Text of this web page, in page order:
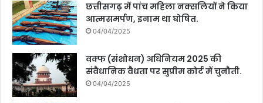
छत्तीसगढ़ में पांच महिला नक्सलियों ने किया
आत्मसमर्पण, इनाम था घोषित.
04/04/2025
वक्फ (संशोधन) अधिनियम 2025 की
संवैधानिक वैधता पर सुप्रीम कोर्ट में चुनौती.
04/04/2025